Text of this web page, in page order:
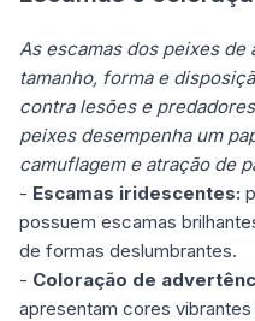
As escamas dos peixes de
tamanho, forma e
contra lesões e
peixes desempenha um
camuflagem e atração de
- Escamas iridescentes:
possuem escamas
de formas deslumbrantes.
- Coloração de
apresentam cores